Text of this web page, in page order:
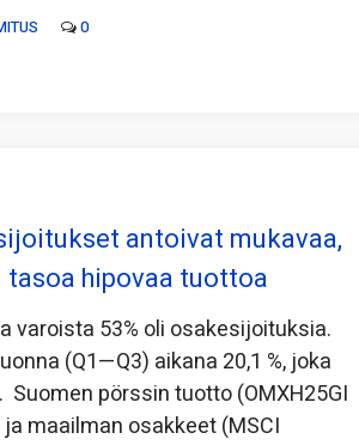
0
antoivat mukavaa,
hipovaa tuottoa
varoista 53% oli osakesijoituksia.
(Q1—Q3) aikana 20,1 %, joka
pörssin tuotto (OMXH25GI
maailman osakkeet (MSCI